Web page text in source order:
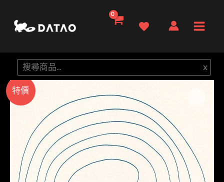
要
容
Menu
搜
尋
x
特價